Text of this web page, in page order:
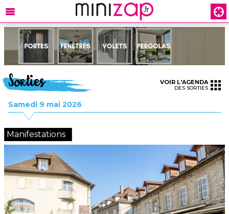
Sorties
Samedi 9 mai 2026
VOIR L'AGENDA
DES SORTIES
Manifestations